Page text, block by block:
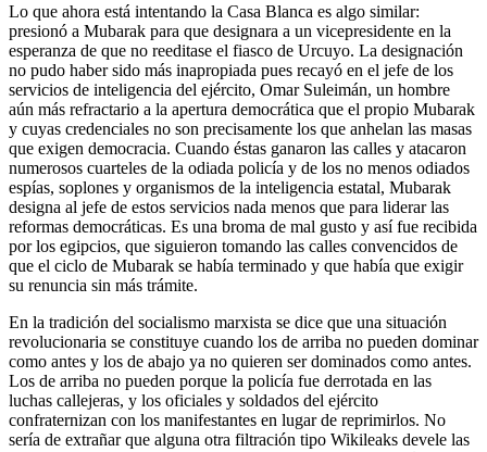
Lo que ahora está intentando la Casa Blanca es algo similar:
presionó a Mubarak para que designara a un vicepresidente en la
esperanza de que no reeditase el fiasco de Urcuyo. La designación
no pudo haber sido más inapropiada pues recayó en el jefe de los
servicios de inteligencia del ejército, Omar Suleimán, un hombre
aún más refractario a la apertura democrática que el propio Mubarak
y cuyas credenciales no son precisamente los que anhelan las masas
que exigen democracia. Cuando éstas ganaron las calles y atacaron
numerosos cuarteles de la odiada policía y de los no menos odiados
espías, soplones y organismos de la inteligencia estatal, Mubarak
designa al jefe de estos servicios nada menos que para liderar las
reformas democráticas. Es una broma de mal gusto y así fue recibida
por los egipcios, que siguieron tomando las calles convencidos de
que el ciclo de Mubarak se había terminado y que había que exigir
su renuncia sin más trámite.
En la tradición del socialismo marxista se dice que una situación
revolucionaria se constituye cuando los de arriba no pueden dominar
como antes y los de abajo ya no quieren ser dominados como antes.
Los de arriba no pueden porque la policía fue derrotada en las
luchas callejeras, y los oficiales y soldados del ejército
confraternizan con los manifestantes en lugar de reprimirlos. No
sería de extrañar que alguna otra filtración tipo Wikileaks devele las